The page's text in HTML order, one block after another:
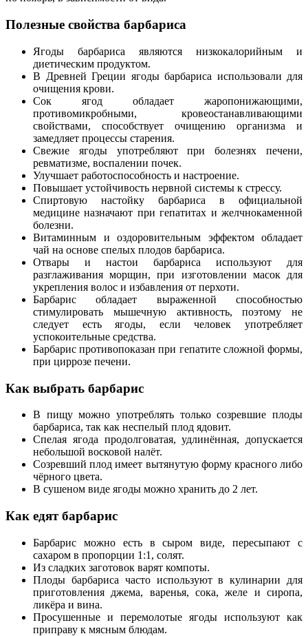
Полезные свойства барбариса
Ягоды барбариса являются низкокалорийным и
диетическим продуктом.
В Древней Греции ягоды барбариса использовали для
очищения крови.
Сок ягод обладает жаропонижающими,
противомикробными, кровеостанавливающими
свойствами, способствует очищению организма и
замедляет процессы старения.
Свежие ягоды употребляют при болезнях печени,
ревматизме, воспалении почек.
Улучшает работоспособность и настроение.
Повышает устойчивость нервной системы к стрессу.
Спиртовую настойку барбариса в официальной
медицине назначают при гепатитах и желчнокаменной
болезни.
Витаминным и оздоровительным эффектом обладает
чай на основе спелых плодов барбариса.
Отвары и настои барбариса используют для
разглаживания морщин, при изготовлении масок для
укрепления волос и избавления от перхоти.
Барбарис обладает выраженной способностью
стимулировать мышечную активность, поэтому не
следует есть ягоды, если человек употребляет
успокоительные средства.
Барбарис противопоказан при гепатите сложной формы,
при циррозе печени.
Как выбрать барбарис
В пищу можно употреблять только созревшие плоды
барбариса, так как неспелый плод ядовит.
Спелая ягода продолговатая, удлинённая, допускается
небольшой восковой налёт.
Созревший плод имеет вытянутую форму красного либо
чёрного цвета.
В сушеном виде ягоды можно хранить до 2 лет.
Как едят барбарис
Барбарис можно есть в сыром виде, пересыпают с
сахаром в пропорции 1:1, солят.
Из сладких заготовок варят компоты.
Плоды барбариса часто используют в кулинарии для
приготовления джема, варенья, сока, желе и сиропа,
ликёра и вина.
Просушенные и перемолотые ягоды используют как
приправу к мясным блюдам.